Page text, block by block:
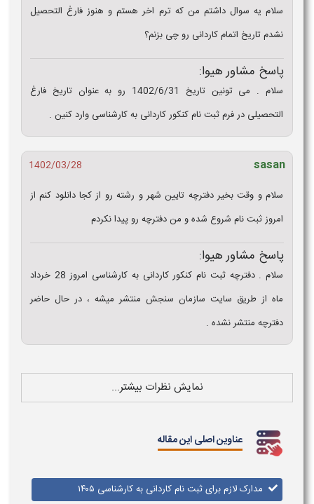
سلام یه سوال داشتم من که ترم اخر هستم و هنوز فارغ التحصیل
نشدم تاریخ اتمام کاردانی رو چی بزنم؟
پاسخ مشاور هیوا:
سلام . می تونین تاریخ 1402/6/31 رو به عنوان تاریخ فارغ
التحصیلی در فرم ثبت نام کنکور کاردانی به کارشناسی وارد کنین .
sasan
1402/03/28
سلام و وقت بخیر دفترچه تایین شهر و رشته رو از کجا دانلود کنم از
امروز ثبت نام شروع شده و من دفترچه رو پیدا نکردم
پاسخ مشاور هیوا:
سلام . دفترچه ثبت نام کنکور کاردانی به کارشناسی امروز 28 خرداد
ماه از طریق سایت سازمان سنجش منتشر میشه ، در حال حاضر
دفترچه منتشر نشده .
نمایش نظرات بیشتر...
عناوین اصلی این مقاله
مدارک لازم برای ثبت نام کاردانی به کارشناسی ۱۴۰۵